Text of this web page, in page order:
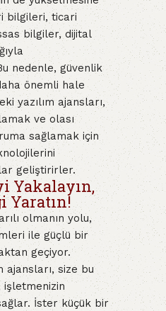
bilgileri, ticari
bilgiler, dijital
nedenle, güvenlik
önemli hale
yazılım ajansları,
ve olası
sağlamak için
geliştirirler.
Yakalayın,
Yaratın!
olmanın yolu,
ile güçlü bir
geçiyor.
ajansları, size bu
işletmenizin
İster küçük bir